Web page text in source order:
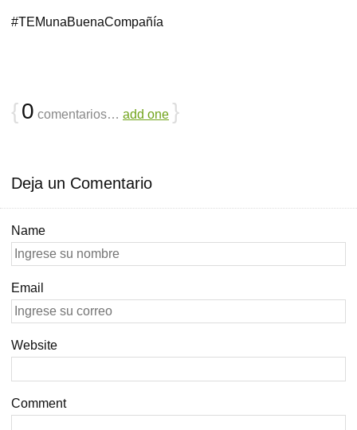
#TEMunaBuenaCompañía
{0 comentarios… add one }
Deja un Comentario
Name
Email
Website
Comment